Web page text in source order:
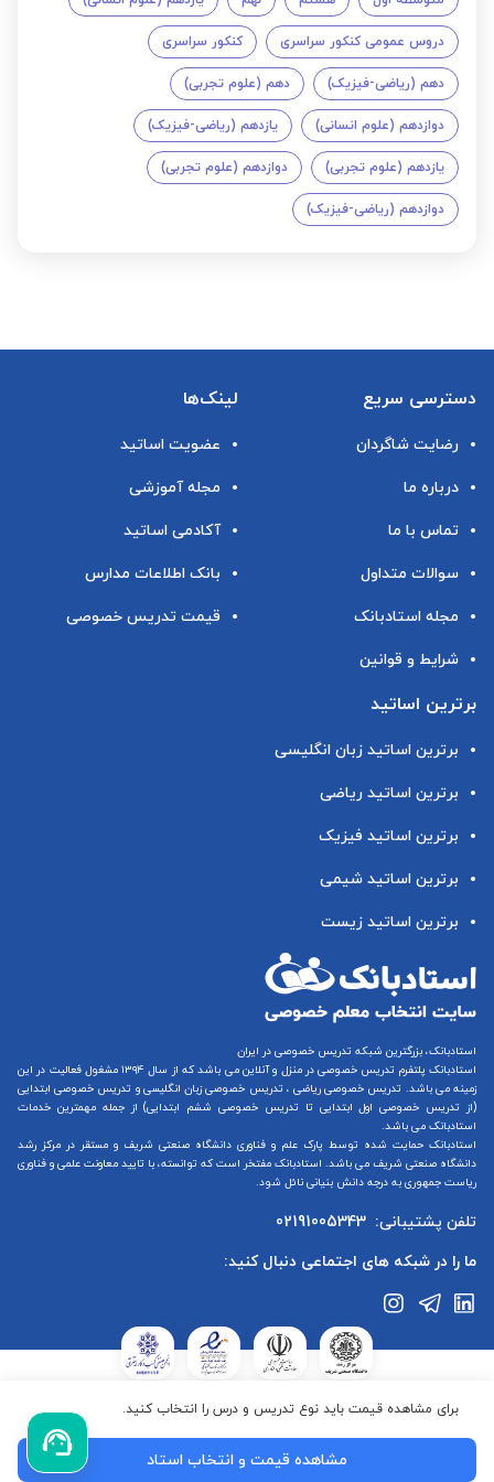
دروس عمومی کنکور سراسری کنکور سراسری
دهم (ریاضی-فیزیک) دهم (علوم تجربی)
دوازدهم (علوم انسانی) یازدهم (ریاضی-فیزیک)
یازدهم (علوم تجربی) دوازدهم (علوم تجربی)
دوازدهم (ریاضی-فیزیک)
برای مشاهده قیمت باید نوع تدریس و درس را انتخاب کنید.
مشاهده قیمت و انتخاب استاد
دسترسی سریع
رضایت شاگردان
درباره ما
تماس با ما
سوالات متداول
مجله استادبانک
شرایط و قوانین
لینک‌ها
عضویت اساتید
مجله آموزشی
آکادمی اساتید
بانک اطلاعات مدارس
قیمت تدریس خصوصی
برترین اساتید
برترین اساتید زبان انگلیسی
برترین اساتید ریاضی
برترین اساتید فیزیک
برترین اساتید شیمی
برترین اساتید زیست
استادبانک، بزرگترین شبکه تدریس خصوصی در ایران
استادبانک پلتفرم تدریس خصوصی در منزل و آنلاین
می باشد که از سال ۱۳۹۴ مشغول فعالیت در این
زمینه می باشد. تدریس خصوصی ریاضی ، تدریس خصوصی زبان انگلیسیو تدریس خصوصی ابتدایی
(از تدریس خصوصی اول ابتدایی تا تدریس خصوصی ششم ابتدایی) از جمله مهمترین خدمات
استادبانک می باشد.
استادبانک حمایت شده توسط پارک علم و فناوری دانشگاه صنعتی شریف و مستقر در مرکز رشد
دانشگاه صنعتی شریف می باشد. استادبانک مفتخر است که توانسته، با تایید معاونت علمی و فناوری
ریاست جمهوری به درجه دانش بنیانی نائل شود.
تلفن پشتیبانی: 02191005343
ما را در شبکه های اجتماعی دنبال کنید:
استادبانک در ستاد ساماندهی پایگاه‌های اینترنتی وزارت فرهنگ و ارشاد
جمهوری اسلامی ایران ثبت شده است.استادبانک تابع قوانین جمهوری
اسلامی ایران می‌باشد.کلیه حقوق این سایت متعلق به گروه استادبانک
می‌باشد.